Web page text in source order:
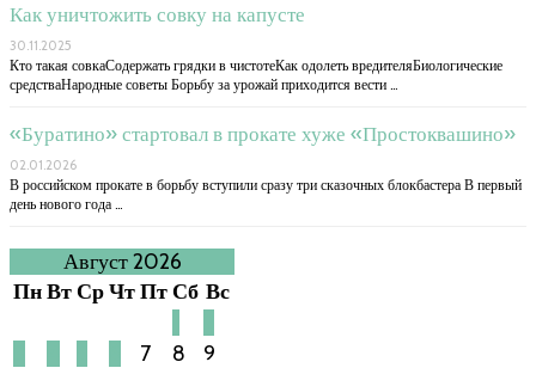
Как уничтожить совку на капусте
30.11.2025
Кто такая совкаСодержать грядки в чистотеКак одолеть вредителяБиологические
средстваНародные советы Борьбу за урожай приходится вести …
«Буратино» стартовал в прокате хуже «Простоквашино»
02.01.2026
В российском прокате в борьбу вступили сразу три сказочных блокбастера В первый
день нового года …
Август 2026
ПнВтСрЧтПтСб Вс
7 8
9